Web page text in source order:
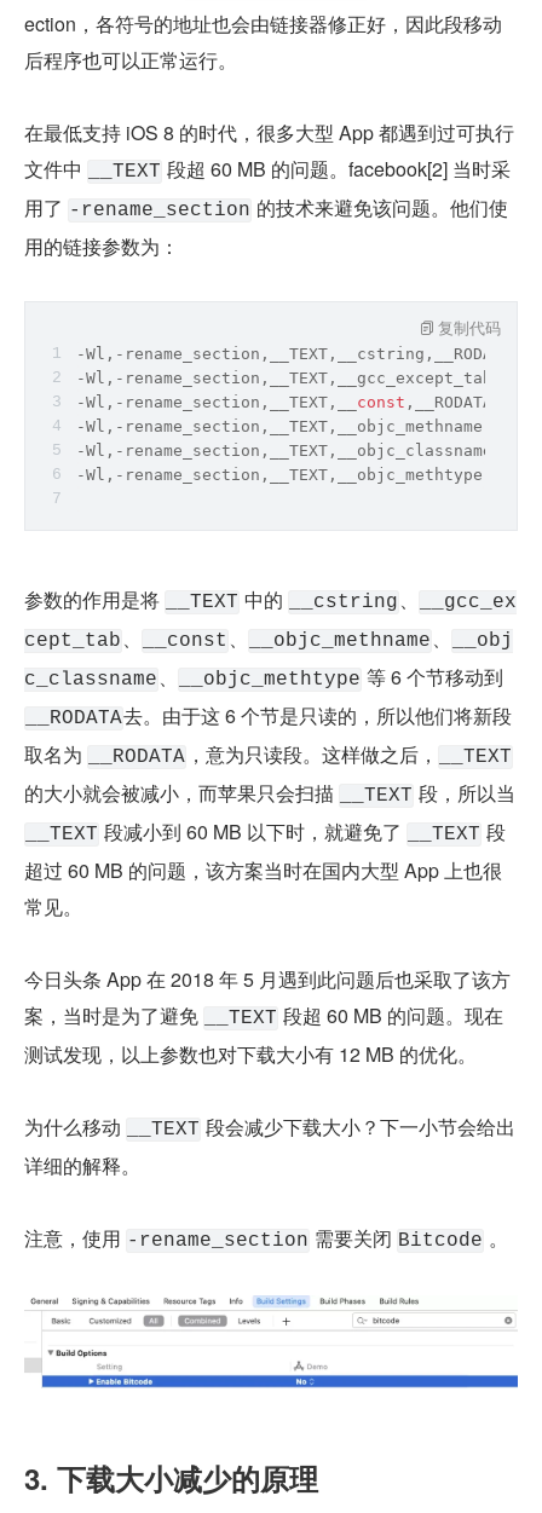
ection，各符号的地址也会由链接器修正好，因此段移动
后程序也可以正常运行。
在最低支持 iOS 8 的时代，很多大型 App 都遇到过可执行
文件中
__TEXT 段超 60 MB 的问题。facebook[2] 当时采
用了 -rename_section 的技术来避免该问题。他们使
用的链接参数为：
-Wl,-
-Wl,-
-Wl,-rename_section,__TEXT,__ const ,__RODATA,__
-Wl,-
-Wl,-
-Wl,-
复制代码
参数的作用是将 __TEXT 中的 __cstring 、
__gcc_ex
cept_tab 、 __const 、 __objc_methname 、
__obj
c_classname 、 __objc_methtype
__RODATA去。由于这 6 个节是只读的，所以他们将新段
取名为
__RODATA ，意为只读段。这样做之后， __TEXT
的大小就会被减小，而苹果只会扫描 __TEXT
__TEXT 段减小到 60 MB 以下时，就避免了 __TEXT 段
超过 60 MB 的问题，该方案当时在国内大型 App 上也很
常见。
今日头条 App 在 2018 年 5 月遇到此问题后也采取了该方
案，当时是为了避免
__TEXT 段超 60 MB 的问题。现在
测试发现，以上参数也对下载大小有 12 MB 的优化。
为什么移动 __TEXT 段会减少下载大小？下一小节会给出
详细的解释。
注意，使用 -rename_section 需要关闭 Bitcode 。
3. 下载大小减少的原理